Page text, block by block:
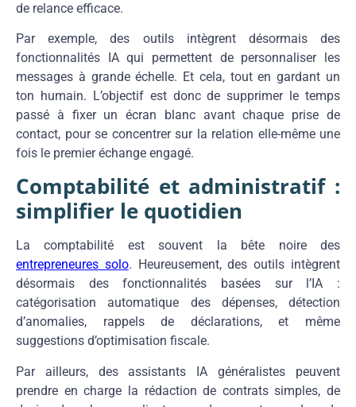
de relance efficace.
Par exemple, des outils intègrent désormais des
fonctionnalités IA qui permettent de personnaliser les
messages à grande échelle. Et cela, tout en gardant un
ton humain. L’objectif est donc de supprimer le temps
passé à fixer un écran blanc avant chaque prise de
contact, pour se concentrer sur la relation elle-même une
fois le premier échange engagé.
Comptabilité et administratif :
simplifier le quotidien
La comptabilité est souvent la bête noire des
entrepreneures solo. Heureusement, des outils intègrent
désormais des fonctionnalités basées sur l’IA :
catégorisation automatique des dépenses, détection
d’anomalies, rappels de déclarations, et même
suggestions d’optimisation fiscale.
Par ailleurs, des assistants IA généralistes peuvent
prendre en charge la rédaction de contrats simples, de